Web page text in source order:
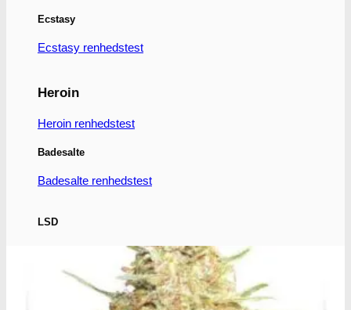
Ecstasy
Ecstasy renhedstest
Heroin
Heroin renhedstest
Badesalte
Badesalte renhedstest
LSD
Benzodiazepiner
varesiden